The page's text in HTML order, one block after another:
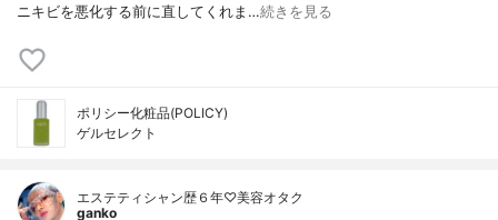
ニキビを悪化する前に直してくれま…続きを見る
ポリシー化粧品(POLICY)
ゲルセレクト
エステティシャン歴６年♡美容オタク
ganko